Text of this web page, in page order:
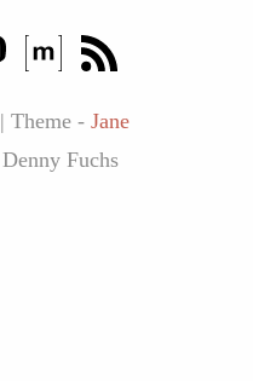
| Theme - Jane
Denny Fuchs